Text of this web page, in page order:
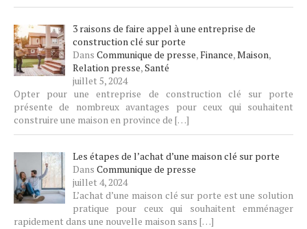
3 raisons de faire appel à une entreprise de
construction clé sur porte
Dans Communique de presse,Finance,Maison,
Relation presse,Santé
juillet 5, 2024
Opter pour une entreprise de construction clé sur porte
présente de nombreux avantages pour ceux qui souhaitent
construire une maison en province de […]
Les étapes de l’achat d’une maison clé sur porte
Dans Communique de presse
juillet 4, 2024
L’achat d’une maison clé sur porte est une solution
pratique pour ceux qui souhaitent emménager
rapidement dans une nouvelle maison sans […]